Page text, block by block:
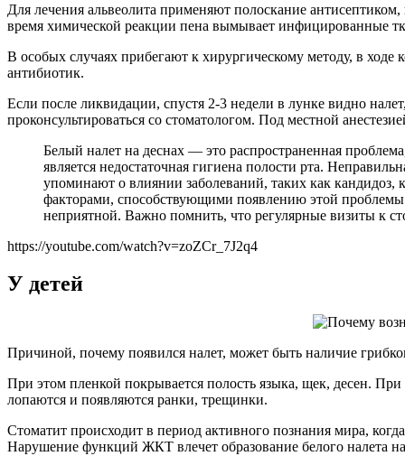
Для лечения альвеолита применяют полоскание
время химической реакции пена вымывает инфицированные
В особых случаях прибегают к хирургическому методу, в
антибиотик.
Если после ликвидации, спустя 2-3 недели в лунке видно
проконсультироваться со стоматологом. Под местной
Белый налет на деснах — это распространенная
является недостаточная гигиена полости рта.
упоминают о влиянии заболеваний, таких как
факторами, способствующими появлению этой
неприятной. Важно помнить, что регулярные визиты к
https://youtube.com/watch?v=zoZCr_7J2q4
У детей
Причиной, почему появился налет, может быть наличие
При этом пленкой покрывается полость языка, щек, десен.
лопаются и появляются ранки, трещинки.
Стоматит происходит в период активного познания мира,
Нарушение функций ЖКТ влечет образование белого налета